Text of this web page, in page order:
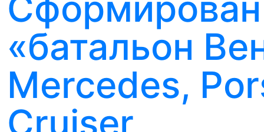
«батальон
Mercedes,
Cruiser